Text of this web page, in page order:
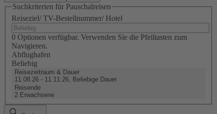
Suchkriterien für Pauschalreisen
Reiseziel/ TV-Bestellnummer/ Hotel
0 Optionen verfügbar. Verwenden Sie die Pfeiltasten zum
Navigieren.
Abflughafen
Beliebig
Reisezeitraum & Dauer
11.08.26 - 11.11.26, Beliebige Dauer
Reisende
2 Erwachsene